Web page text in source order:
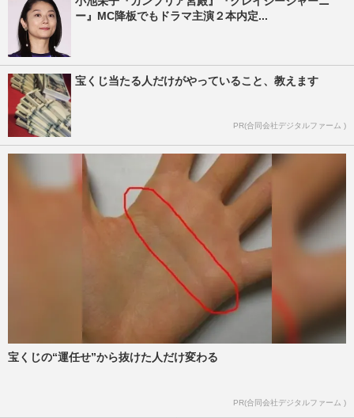
ー』MC降板でもドラマ主演２本内定...
宝くじ当たる人だけがやっていること、教えます
PR(合同会社デジタルファーム )
宝くじの“運任せ”から抜けた人だけ変わる
PR(合同会社デジタルファーム )